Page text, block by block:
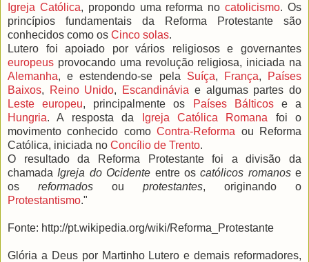
Igreja Católica, propondo uma reforma nocatolicismo. Os
princípios fundamentais da Reforma Protestante são
conhecidos como os Cinco solas.
Lutero foi apoiado por vários religiosos e governantes
europeus provocando uma revolução religiosa, iniciada na
Alemanha, e estendendo-se pela Suíça, França,
Países
Baixos, Reino Unido, Escandinávia e algumas partes do
Leste europeu, principalmente os Países Bálticose a
Hungria. A resposta da Igreja Católica Romana foi o
movimento conhecido comoContra-Reforma ou Reforma
Católica, iniciada no Concílio de Trento.
O resultado da Reforma Protestante foi a divisão da
chamada Igreja do Ocidente entre oscatólicos romanose
os reformados ou protestantes, originando o
Protestantismo."
Fonte: http://pt.wikipedia.org/wiki/Reforma_Protestante
Glória a Deus por Martinho Lutero e demais reformadores,